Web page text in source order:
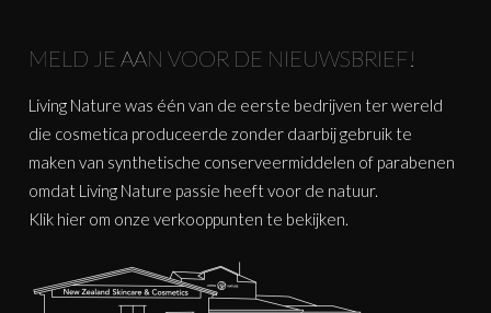
MELD JE AAN VOOR DE NIEUWSBRIEF!
Living Nature was één van de eerste bedrijven ter wereld
die cosmetica produceerde zonder daarbij gebruik te
maken van synthetische conserveermiddelen of parabenen
omdat Living Nature passie heeft voor de natuur.
Klik hier om onze verkooppunten te bekijken.